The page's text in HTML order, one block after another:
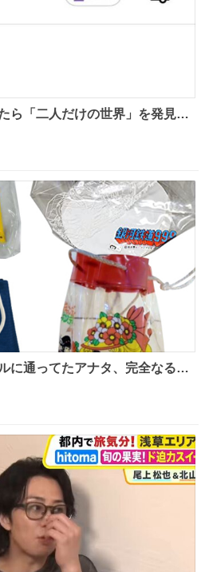
ら「二人だけの世界」を発見し
に通ってたアナタ、完全なる同
年代 #昭和レトロ